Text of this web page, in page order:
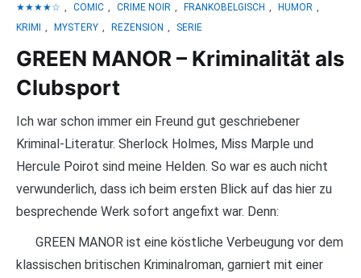
★★★★☆ COMIC CRIME NOIR FRANKOBELGISCH HUMOR
KRIMI
MYSTERY REZENSION SERIE
GREEN MANOR – Kriminalität als
Clubsport
Ich war schon immer ein Freund gut geschriebener
Kriminal-Literatur. Sherlock Holmes, Miss Marple und
Hercule Poirot sind meine Helden. So war es auch nicht
verwunderlich, dass ich beim ersten Blick auf das hier zu
besprechende Werk sofort angefixt war. Denn:
GREEN MANOR ist eine köstliche Verbeugung vor dem
klassischen britischen Kriminalroman, garniert mit einer